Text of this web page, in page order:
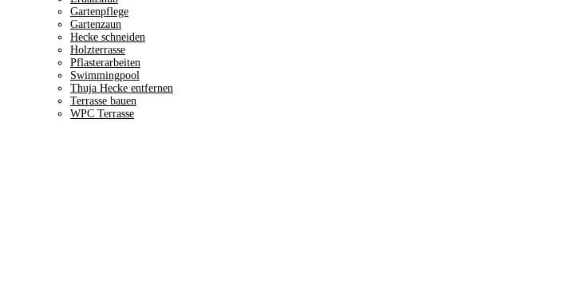
Gartenpflege
Gartenzaun
Hecke schneiden
Holzterrasse
Pflasterarbeiten
Swimmingpool
Thuja Hecke entfernen
Terrasse bauen
WPC Terrasse